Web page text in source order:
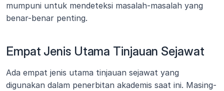
mumpuni untuk mendeteksi masalah-masalah yang
benar-benar penting.
Empat Jenis Utama Tinjauan Sejawat
Ada empat jenis utama tinjauan sejawat yang
digunakan dalam penerbitan akademis saat ini. Masing-